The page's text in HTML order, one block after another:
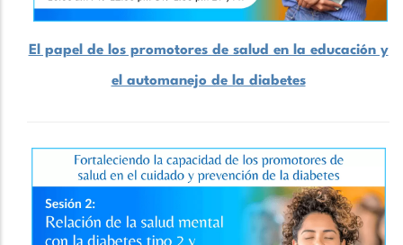
El papel de los promotores de salud en la educación y
el automanejo de la diabetes